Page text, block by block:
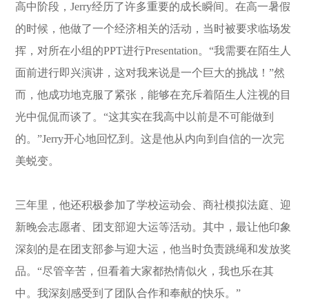
高中阶段，Jerry经历了许多重要的成长瞬间。在高一暑假
的时候，他做了一个经济相关的活动，当时被要求临场发
挥，对所在小组的PPT进行Presentation。“我需要在陌生人
面前进行即兴演讲，这对我来说是一个巨大的挑战！”然
而，他成功地克服了紧张，能够在充斥着陌生人注视的目
光中侃侃而谈了。“这其实在我高中以前是不可能做到
的。”Jerry开心地回忆到。这是他从内向到自信的一次完
美蜕变。
三年里，他还积极参加了学校运动会、商社模拟法庭、迎
新晚会志愿者、团支部迎大运等活动。其中，最让他印象
深刻的是在团支部参与迎大运，他当时负责跳绳和发放奖
品。“尽管辛苦，但看着大家都热情似火，我也乐在其
中。我深刻感受到了团队合作和奉献的快乐。”